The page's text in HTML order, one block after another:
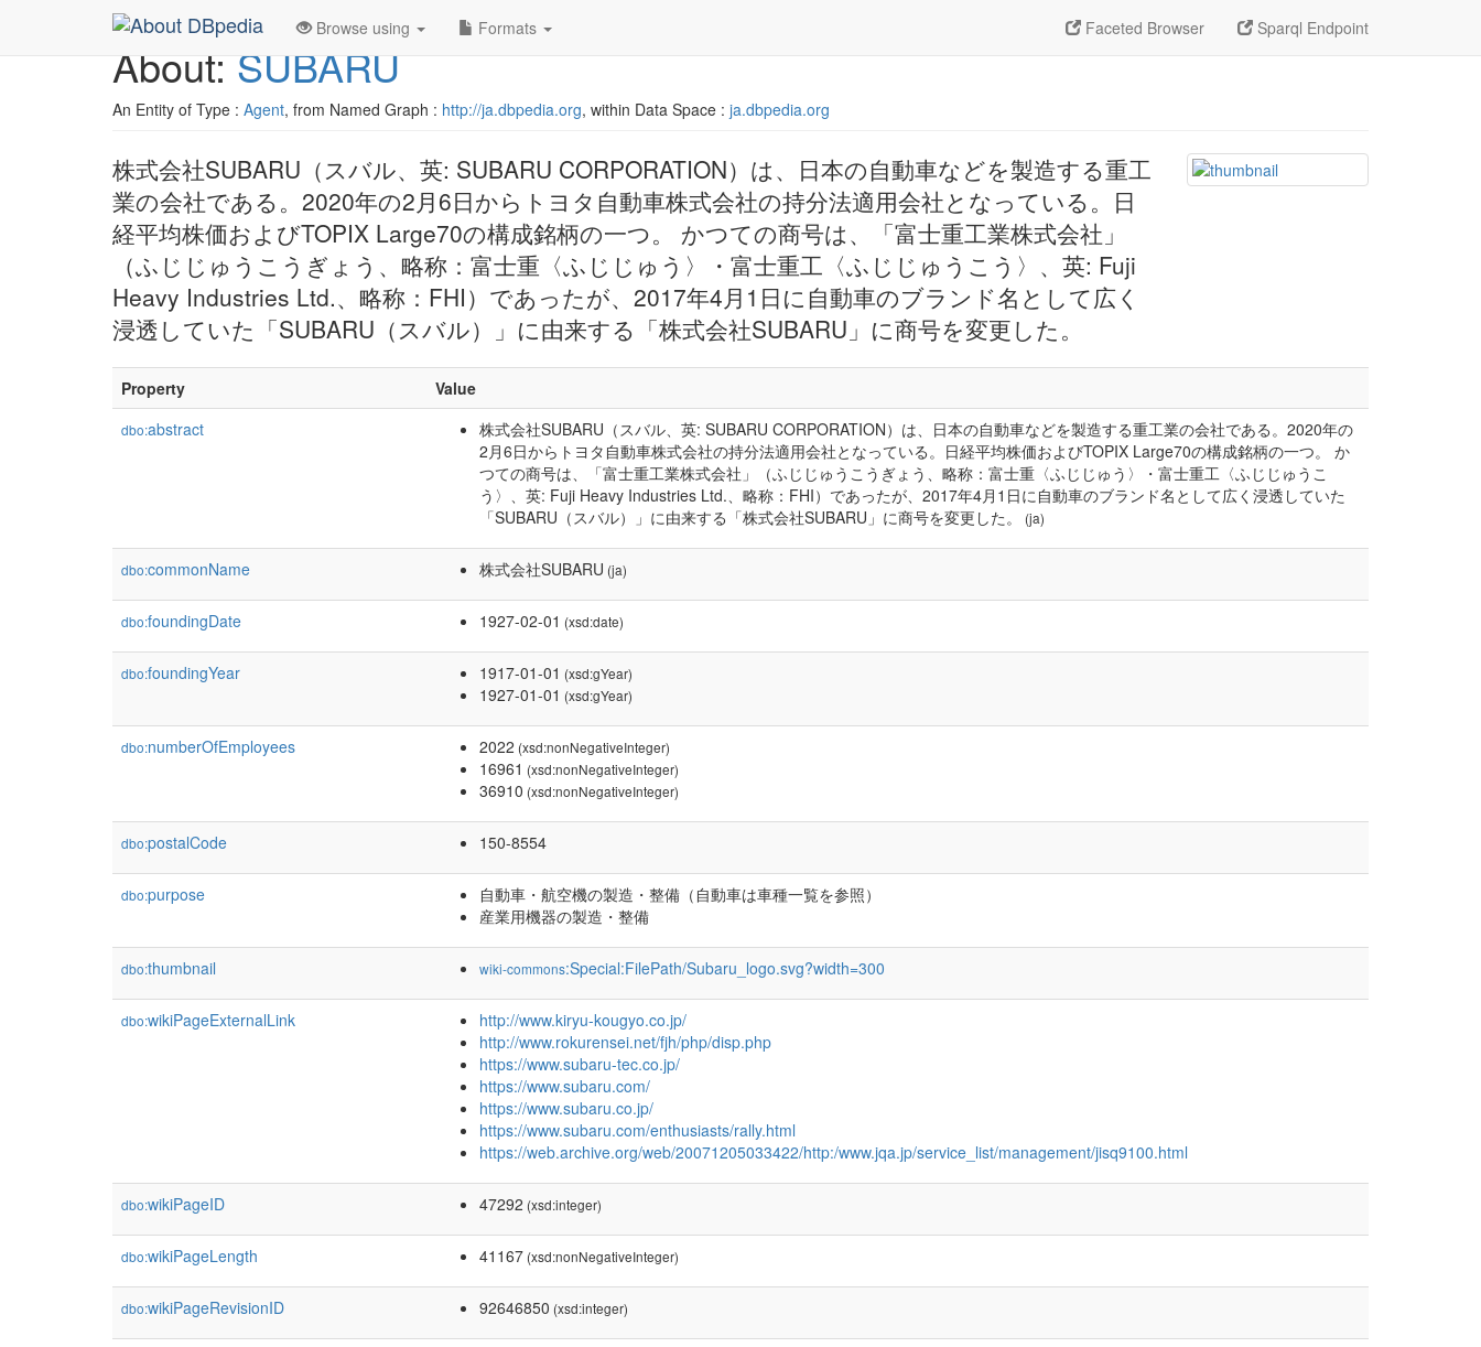
Faceted Browser Sparql Endpoint
Browse using Formats
About:SUBARU
An Entity of Type : Agent, from Named Graph : http://ja.dbpedia.org, within Data Space : ja.dbpedia.org
株式会社SUBARU（スバル、英: SUBARU CORPORATION）は、日本の自動車などを製造する重工
業の会社である。2020年の2月6日からトヨタ自動車株式会社の持分法適用会社となっている。日
経平均株価およびTOPIX Large70の構成銘柄の一つ。 かつての商号は、「富士重工業株式会社」
（ふじじゅうこうぎょう、略称：富士重〈ふじじゅう〉・富士重工〈ふじじゅうこう〉、英: Fuji
Heavy Industries Ltd.、略称：FHI）であったが、2017年4月1日に自動車のブランド名として広く
浸透していた「SUBARU（スバル）」に由来する「株式会社SUBARU」に商号を変更した。
Property Value
dbo:abstract
株式会社SUBARU（スバル、英: SUBARU CORPORATION）は、日本の自動車などを製造する重工業の会社である。2020年の
2月6日からトヨタ自動車株式会社の持分法適用会社となっている。日経平均株価およびTOPIX Large70の構成銘柄の一つ。 か
つての商号は、「富士重工業株式会社」（ふじじゅうこうぎょう、略称：富士重〈ふじじゅう〉・富士重工〈ふじじゅうこ
う〉、英: Fuji Heavy Industries Ltd.、略称：FHI）であったが、2017年4月1日に自動車のブランド名として広く浸透していた
「SUBARU（スバル）」に由来する「株式会社SUBARU」に商号を変更した。
(ja)
dbo:commonName 株式会社SUBARU (ja)
dbo:foundingDate 1927-02-01 (xsd:date)
dbo:foundingYear 1917-01-01 (xsd:gYear)
1927-01-01 (xsd:gYear)
dbo:numberOfEmployees 2022 (xsd:nonNegativeInteger)
16961 (xsd:nonNegativeInteger)
36910 (xsd:nonNegativeInteger)
dbo:postalCode 150-8554
dbo:purpose
自動車・航空機の製造・整備（自動車は車種一覧を参照）
産業用機器の製造・整備
dbo:thumbnail wiki-commons:Special:FilePath/Subaru_logo.svg?width=300
dbo:wikiPageExternalLink
http://www.kiryu-kougyo.co.jp/
http://www.rokurensei.net/fjh/php/disp.php
https://www.subaru-tec.co.jp/
https://www.subaru.com/
https://www.subaru.co.jp/
https://www.subaru.com/enthusiasts/rally.html
https://web.archive.org/web/20071205033422/http:/www.jqa.jp/service_list/management/jisq9100.html
dbo:wikiPageID 47292 (xsd:integer)
dbo:wikiPageLength 41167 (xsd:nonNegativeInteger)
dbo:wikiPageRevisionID 92646850 (xsd:integer)